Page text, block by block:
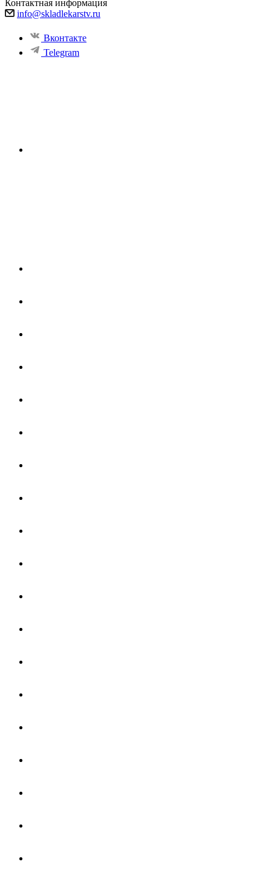
Контактная информация
info@skladlekarstv.ru
Вконтакте
Telegram